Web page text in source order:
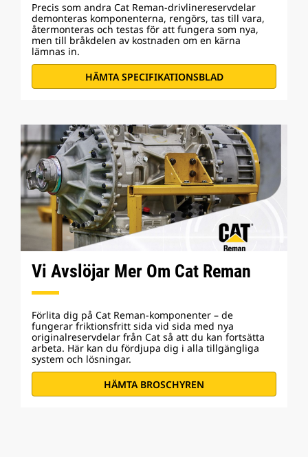
Precis som andra Cat Reman-drivlinereservdelar
demonteras komponenterna, rengörs, tas till vara,
återmonteras och testas för att fungera som nya,
men till bråkdelen av kostnaden om en kärna
lämnas in.
HÄMTA SPECIFIKATIONSBLAD
Vi Avslöjar Mer Om Cat Reman
Förlita dig på Cat Reman-komponenter – de
fungerar friktionsfritt sida vid sida med nya
originalreservdelar från Cat så att du kan fortsätta
arbeta. Här kan du fördjupa dig i alla tillgängliga
system och lösningar.
HÄMTA BROSCHYREN